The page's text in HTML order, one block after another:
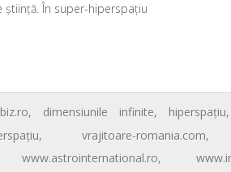
În super-hiperspaţiu
, dimensiunile infinite, hiperspaţiu
,vrajitoare-romania.com
www.astrointernational.ro,